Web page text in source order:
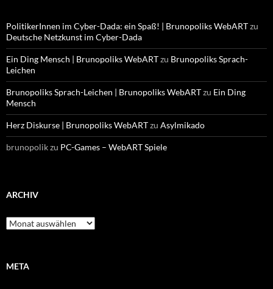
PolitikerInnen im Cyber-Dada: ein Spaß! | Brunopoliks WebARTzu
Deutsche Netzkunst im Cyber-Dada
Ein Ding Mensch | Brunopoliks WebARTzu Brunopoliks Sprach-
Leichen
Brunopoliks Sprach-Leichen | Brunopoliks WebARTzu Ein Ding
Mensch
Herz Diskurse | Brunopoliks WebARTzu Asylmikado
brunopolikzu PC-Games – WebART Spiele
ARCHIV
Archiv
META